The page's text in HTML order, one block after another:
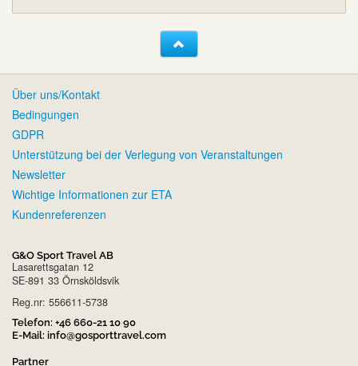
Über uns/Kontakt
Bedingungen
GDPR
Unterstützung bei der Verlegung von Veranstaltungen
Newsletter
Wichtige Informationen zur ETA
Kundenreferenzen
G&O Sport Travel AB
Lasarettsgatan 12
SE-891 33 Örnsköldsvik
Reg.nr: 556611-5738
Telefon: +46 660-21 10 90
E-Mail: info@gosporttravel.com
Partner